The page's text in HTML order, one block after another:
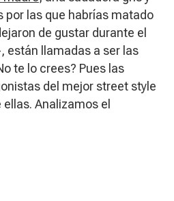
por las que habrías matado
de gustar durante el
están llamadas a ser las
te lo crees? Pues las
del mejor street style
Analizamos el